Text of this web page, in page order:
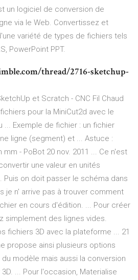
un logiciel de conversion de
via le Web. Convertissez et
variété de types de fichiers tels
PowerPoint PPT.
thread/2716-sketchup-
et Scratch - CNC Fil Chaud
pour la MiniCut2d avec le
... Exemple de fichier : un fichier
ligne (segment) et ... Astuce :
- PoBot 20 nov. 2011 ... Ce n'est
une valeur en unités
Puis on doit passer le schéma dans
je n' arrive pas à trouver comment
en cours d'édition. ... Pour créer
simplement des lignes vides.
fichiers 3D avec la plateforme ... 21
propose ainsi plusieurs options
modèle mais aussi la conversion
... Pour l'occasion, Materialise